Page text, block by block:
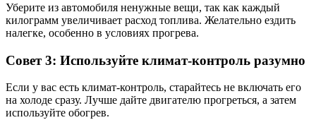
Уберите из автомобиля ненужные вещи, так как каждый
килограмм увеличивает расход топлива. Желательно ездить
налегке, особенно в условиях прогрева.
Совет 3: Используйте климат-контроль разумно
Если у вас есть климат-контроль, старайтесь не включать его
на холоде сразу. Лучше дайте двигателю прогреться, а затем
используйте обогрев.